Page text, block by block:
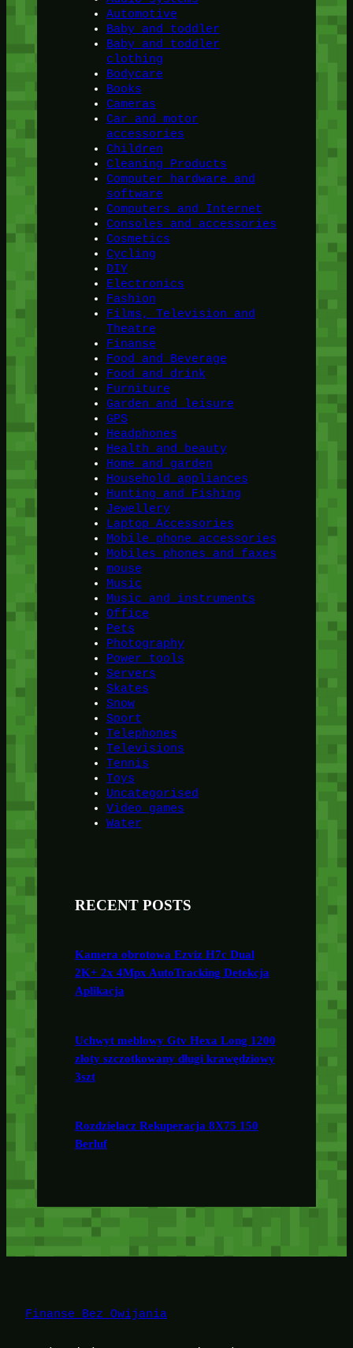
Automotive
Baby and toddler
Baby and toddler
clothing
Bodycare
Books
Cameras
Car and motor
accessories
Children
Cleaning Products
Computer hardware and
software
Computers and Internet
Consoles and accessories
Cosmetics
Cycling
DIY
Electronics
Fashion
Films, Television and
Theatre
Finanse
Food and Beverage
Food and drink
Furniture
Garden and leisure
GPS
Headphones
Health and beauty
Home and garden
Household appliances
Hunting and Fishing
Jewellery
Laptop Accessories
Mobile phone accessories
Mobiles phones and faxes
mouse
Music
Music and instruments
Office
Pets
Photography
Power tools
Servers
Skates
Snow
Sport
Telephones
Televisions
Tennis
Toys
Uncategorised
Video games
Water
RECENT POSTS
Kamera obrotowa Ezviz H7c Dual
2K+ 2x 4Mpx AutoTracking Detekcja
Aplikacja
Uchwyt meblowy Gtv Hexa Long 1200
złoty szczotkowany długi krawędziowy
3szt
Rozdzielacz Rekuperacja 8X75 150
Berluf
Finanse Bez Owijania